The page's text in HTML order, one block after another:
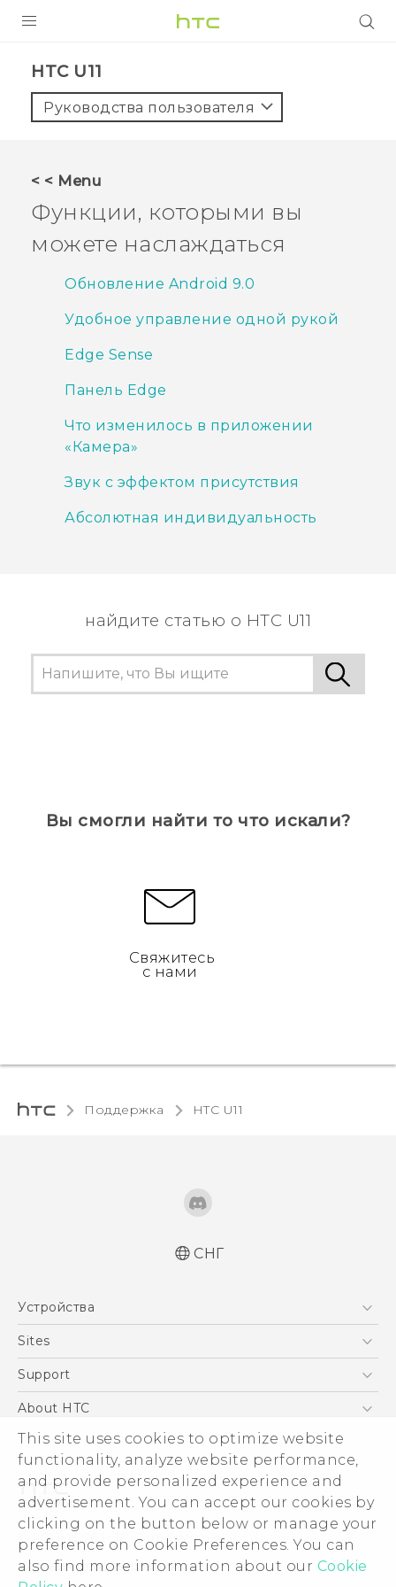
This site uses cookies to optimize website
functionality, analyze website performance,
and provide personalized experience and
advertisement. You can accept our cookies by
clicking on the button below or manage your
preference on Cookie Preferences. You can
also find more information about our Cookie
5G
VIVERSE
ПОДДЕРЖКА
HTC U11‎
Руководства пользователя
< < Menu
Функции, которыми вы
можете наслаждаться
Обновление Android 9.0
Удобное управление одной рукой
Edge Sense
Панель Edge
Что изменилось в приложении
«Камера»
Звук с эффектом присутствия
Абсолютная индивидуальность
найдите статью о HTC U11
Вы смогли найти то что искали?
Свяжитесь
с нами
Поддержка HTC U11‎
Қазақ - Пайдаланушы нұсқаулығы
СНГ
Устройства
5G
EXODUS
VIVE
Sites
HTC Dev
Support
ПОДДЕРЖКА
About HTC
ESG
Инвестирование
Политика конфиденциальности
Безопасность продуктов
Вакансии
Security and Privacy Whitepaper
© 2011-2026 HTC Corporation
Условия использования.